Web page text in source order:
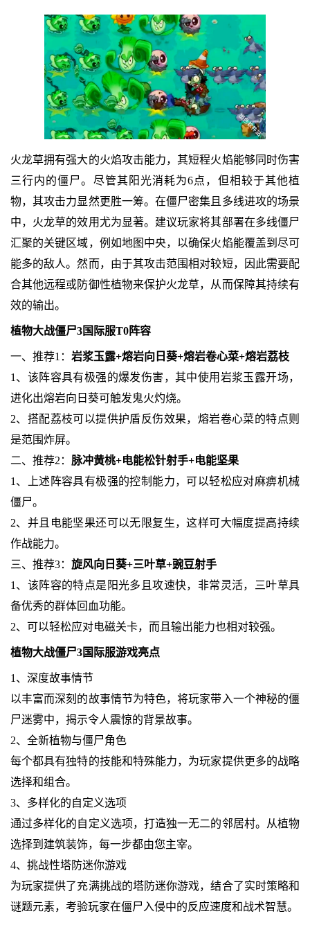
火龙草拥有强大的火焰攻击能力，其短程火焰能够同时伤害
三行内的僵尸。尽管其阳光消耗为6点，但相较于其他植
物，其攻击力显然更胜一筹。在僵尸密集且多线进攻的场景
中，火龙草的效用尤为显著。建议玩家将其部署在多线僵尸
汇聚的关键区域，例如地图中央，以确保火焰能覆盖到尽可
能多的敌人。然而，由于其攻击范围相对较短，因此需要配
合其他远程或防御性植物来保护火龙草，从而保障其持续有
效的输出。
植物大战僵尸3国际服T0阵容
一、推荐1： 岩浆玉露+熔岩向日葵+熔岩卷心菜+熔岩荔枝
1、该阵容具有极强的爆发伤害，其中使用岩浆玉露开场，
进化出熔岩向日葵可触发鬼火灼烧。
2、搭配荔枝可以提供护盾反伤效果，熔岩卷心菜的特点则
是范围炸屏。
二、推荐2： 脉冲黄桃+电能松针射手+电能坚果
1、上述阵容具有极强的控制能力，可以轻松应对麻痹机械
僵尸。
2、并且电能坚果还可以无限复生，这样可大幅度提高持续
作战能力。
三、推荐3： 旋风向日葵+三叶草+豌豆射手
1、该阵容的特点是阳光多且攻速快，非常灵活，三叶草具
备优秀的群体回血功能。
2、可以轻松应对电磁关卡，而且输出能力也相对较强。
植物大战僵尸3国际服游戏亮点
1、深度故事情节
以丰富而深刻的故事情节为特色，将玩家带入一个神秘的僵
尸迷雾中，揭示令人震惊的背景故事。
2、全新植物与僵尸角色
每个都具有独特的技能和特殊能力，为玩家提供更多的战略
选择和组合。
3、多样化的自定义选项
通过多样化的自定义选项，打造独一无二的邻居村。从植物
选择到建筑装饰，每一步都由您主宰。
4、挑战性塔防迷你游戏
为玩家提供了充满挑战的塔防迷你游戏，结合了实时策略和
谜题元素，考验玩家在僵尸入侵中的反应速度和战术智慧。